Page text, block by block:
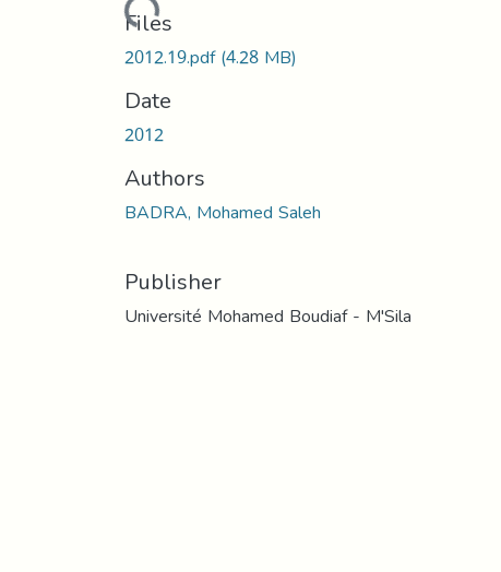
Loading...
Files
2012.19.pdf(4.28 MB)
Date
2012
Authors
BADRA, Mohamed Saleh
Publisher
Université Mohamed Boudiaf - M'Sila